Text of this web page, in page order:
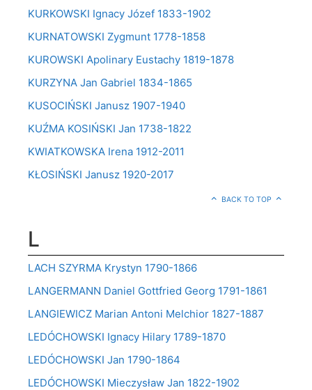
KURKOWSKI Ignacy Józef 1833-1902
KURNATOWSKI Zygmunt 1778-1858
KUROWSKI Apolinary Eustachy 1819-1878
KURZYNA Jan Gabriel 1834-1865
KUSOCIŃSKI Janusz 1907-1940
KUŹMA KOSIŃSKI Jan 1738-1822
KWIATKOWSKA Irena 1912-2011
KŁOSIŃSKI Janusz 1920-2017
BACK TO TOP
L
LACH SZYRMA Krystyn 1790-1866
LANGERMANN Daniel Gottfried Georg 1791-1861
LANGIEWICZ Marian Antoni Melchior 1827-1887
LEDÓCHOWSKI Ignacy Hilary 1789-1870
LEDÓCHOWSKI Jan 1790-1864
LEDÓCHOWSKI Mieczysław Jan 1822-1902